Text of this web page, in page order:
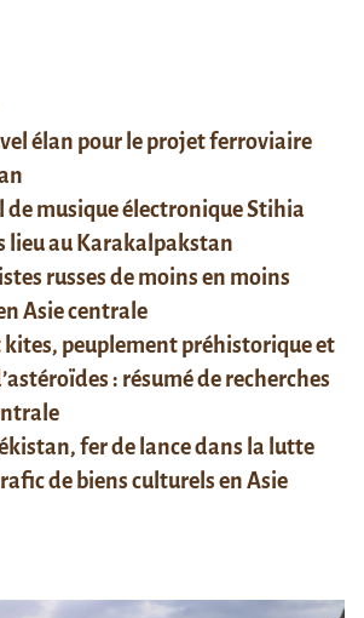
élan pour le projet ferroviaire
de musique électronique Stihia
lieu au Karakalpakstan
russes de moins en moins
Asie centrale
kites, peuplement préhistorique et
: résumé de recherches
fer de lance dans la lutte
de biens culturels en Asie